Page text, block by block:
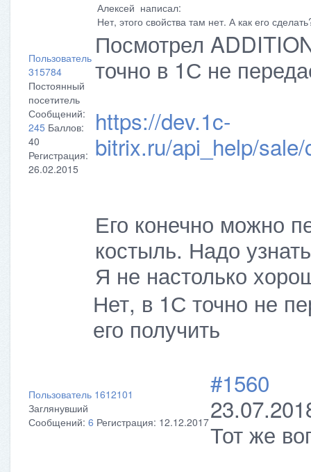
Пользователь
315784
Постоянный
посетитель
Сообщений:
245 Баллов:
40
Регистрация:
26.02.2015
Алексей написал:
Нет, этого свойства там нет. А как его
Посмотрел
точно в 1С не
https://dev.1c-
bitrix.ru/api_help/
Его конечно можно
костыль. Надо
Я не настолько
Нет, в 1С точно не
его получить
Пользователь 1612101
Заглянувший
Сообщений: 6 Регистрация: 12.12.2017
#1560
Тот же